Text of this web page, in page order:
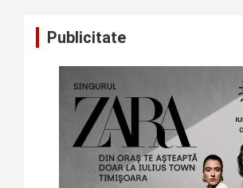
Publicitate